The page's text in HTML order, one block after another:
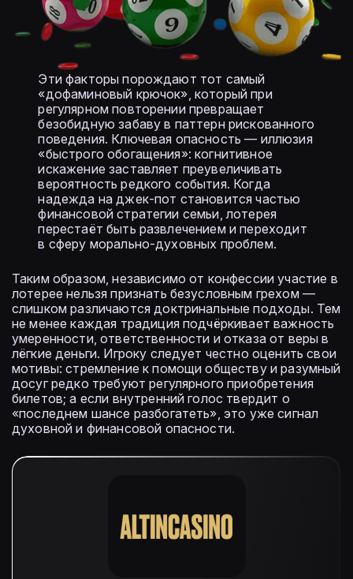
Эти факторы порождают тот самый
«дофаминовый крючок», который при
регулярном повторении превращает
безобидную забаву в паттерн рискованного
поведения. Ключевая опасность — иллюзия
«быстрого обогащения»: когнитивное
искажение заставляет преувеличивать
вероятность редкого события. Когда
надежда на джек-пот становится частью
финансовой стратегии семьи, лотерея
перестаёт быть развлечением и переходит
в сферу морально-духовных проблем.
Таким образом, независимо от конфессии участие в
лотерее нельзя признать безусловным грехом —
слишком различаются доктринальные подходы. Тем
не менее каждая традиция подчёркивает важность
умеренности, ответственности и отказа от веры в
лёгкие деньги. Игроку следует честно оценить свои
мотивы: стремление к помощи обществу и разумный
досуг редко требуют регулярного приобретения
билетов; а если внутренний голос твердит о
«последнем шансе разбогатеть», это уже сигнал
духовной и финансовой опасности.